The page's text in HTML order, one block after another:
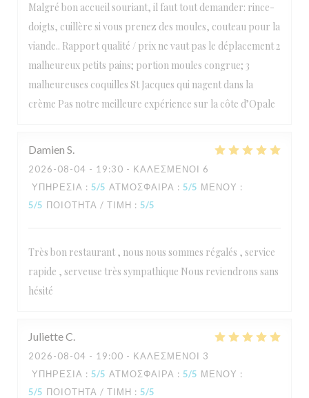
Malgré bon accueil souriant, il faut tout demander: rince-
doigts, cuillère si vous prenez des moules, couteau pour la
viande.. Rapport qualité / prix ne vaut pas le déplacement 2
malheureux petits pains; portion moules congrue; 3
malheureuses coquilles St Jacques qui nagent dans la
crème Pas notre meilleure expérience sur la côte d’Opale
Damien S
2026-08-04 - 19:30 - ΚΑΛΕΣΜΈΝΟΙ 6
ΥΠΗΡΕΣΊΑ : 5/5 ΑΤΜΌΣΦΑΙΡΑ : 5/5 ΜΕΝΟΎ :
5/5 ΠΟΙΌΤΗΤΑ / ΤΙΜΉ : 5/5
Très bon restaurant , nous nous sommes régalés , service
rapide , serveuse très sympathique Nous reviendrons sans
hésité
JulietteC
2026-08-04 - 19:00 - ΚΑΛΕΣΜΈΝΟΙ 3
ΥΠΗΡΕΣΊΑ : 5/5 ΑΤΜΌΣΦΑΙΡΑ : 5/5 ΜΕΝΟΎ :
5/5 ΠΟΙΌΤΗΤΑ / ΤΙΜΉ : 5/5